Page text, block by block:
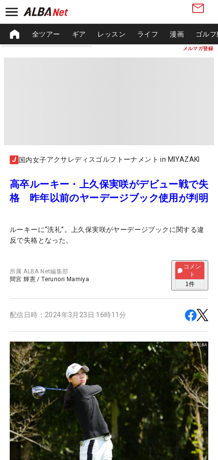
メルマガ登録
全ツアー ギア レッスン ライフ 漫画 ゴル
国内女子アクサレディスゴルフトーナメント in MIYAZAKI
高卒ルーキー・上久保実咲がデビュー戦で失
格 昨年以前のヤーデージブック使用が判明
ルーキーに“洗礼”。上久保実咲がヤーデージブックに関する違
反で失格となった。
所属ALBA Net編集部
間宮 輝憲 /Terunori Mamiya
コメン
ト
1件
配信日時： 2024年3月23日 16時11分